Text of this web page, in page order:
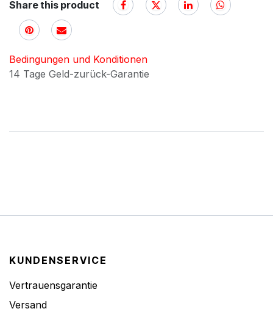
Share this product
Bedingungen und Konditionen
14 Tage Geld-zurück-Garantie
KUNDENSERVICE
Vertrauensgarantie
Versand